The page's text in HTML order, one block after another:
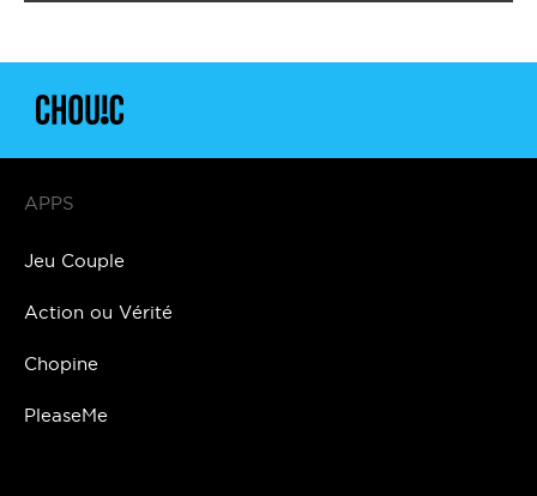
APPS
Jeu Couple
Action ou Vérité
Chopine
PleaseMe